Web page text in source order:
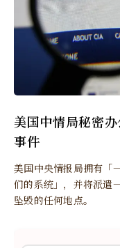
美国中情局秘密
事件
美国中央情报局拥有「
们的系统」，并将派遣
坠毁的任何地点。